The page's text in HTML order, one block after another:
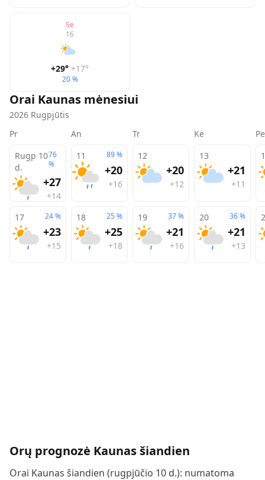
Se
16
+29° +17°
20 %
Orai Kaunas mėnesiui
2026 Rugpjūtis
Pr
An Tr Ke
Pe
Rugp 10
d.
76
%
+27
+14
11 89%
+20
+16
12
+20
+12
13
+21
+11
17 24%
+23
+15
18 25%
+25
+18
19 37%
+21
+16
20 36%
+21
+13
Orų prognozė Kaunas šiandien
Orai Kaunas šiandien (rugpjūčio 10 d.): numatoma